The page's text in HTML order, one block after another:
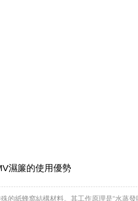
濕簾的使用優勢
的紙蜂窩結構材料。其工作原理是“水蒸